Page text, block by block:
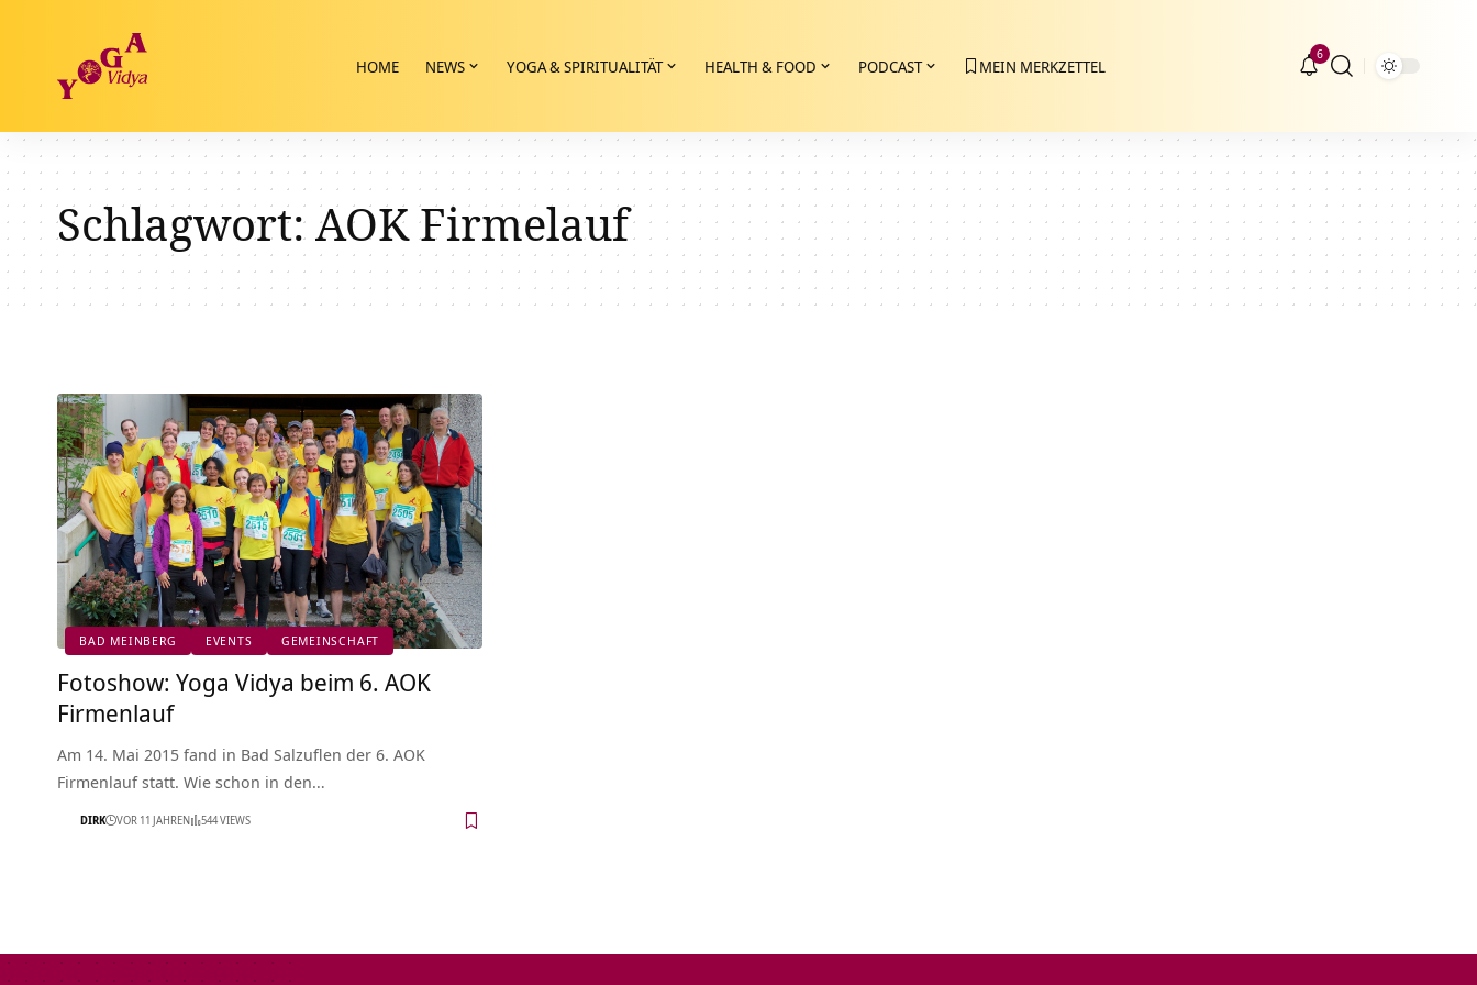
HOME NEWS YOGA & SPIRITUALITÄT HEALTH & FOOD PODCAST MEIN MERKZETTEL
6
Schlagwort:AOK Firmelauf
BAD MEINBERG EVENTS GEMEINSCHAFT
Fotoshow: Yoga Vidya beim 6. AOK
Firmenlauf
Am 14. Mai 2015 fand in Bad Salzuflen der 6. AOK
Firmenlauf statt. Wie schon in den…
DIRK VOR 11 JAHREN 544 VIEWS